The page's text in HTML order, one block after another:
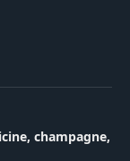
champagne,